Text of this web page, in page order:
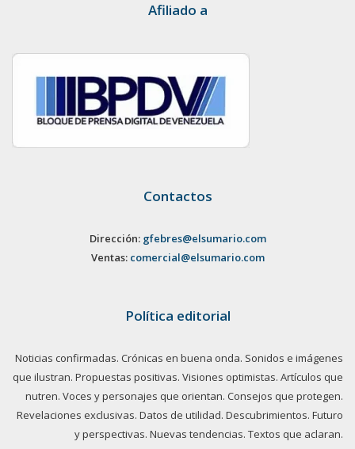
Afiliado a
Contactos
Dirección: gfebres@elsumario.com
Ventas: comercial@elsumario.com
Política editorial
Noticias confirmadas. Crónicas en buena onda. Sonidos e imágenes
que ilustran. Propuestas positivas. Visiones optimistas. Artículos que
nutren. Voces y personajes que orientan. Consejos que protegen.
Revelaciones exclusivas. Datos de utilidad. Descubrimientos. Futuro
y perspectivas. Nuevas tendencias. Textos que aclaran.